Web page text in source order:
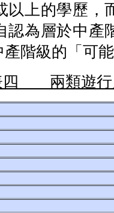
以上的學歷，
認為層於中產
階級的「可
四 兩類遊行